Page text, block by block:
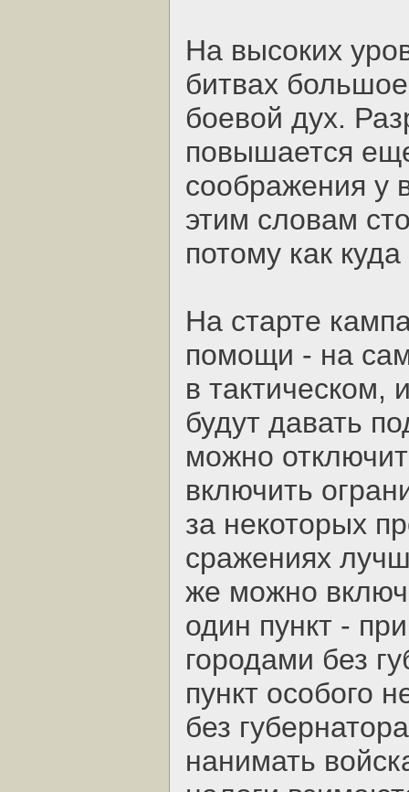
На высоких
битвах
боевой дух.
повышается
соображения у
этим словам
потому как
На старте
помощи - на
в тактическом,
будут давать
можно
включить
за некоторых
сражениях
же можно
один пункт -
городами без
пункт особого
без
нанимать